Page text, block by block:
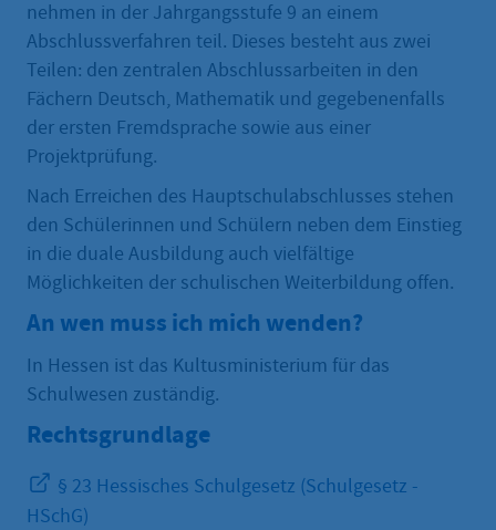
nehmen in der Jahrgangsstufe 9 an einem
Abschlussverfahren teil. Dieses besteht aus zwei
Teilen: den zentralen Abschlussarbeiten in den
Fächern Deutsch, Mathematik und gegebenenfalls
der ersten Fremdsprache sowie aus einer
Projektprüfung.
Nach Erreichen des Hauptschulabschlusses stehen
den Schülerinnen und Schülern neben dem Einstieg
in die duale Ausbildung auch vielfältige
Möglichkeiten der schulischen Weiterbildung offen.
An wen muss ich mich wenden?
In Hessen ist das Kultusministerium für das
Schulwesen zuständig.
Rechtsgrundlage
§ 23 Hessisches Schulgesetz (Schulgesetz -
HSchG)